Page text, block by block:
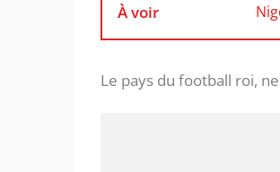
À voir
Le pays du football roi,